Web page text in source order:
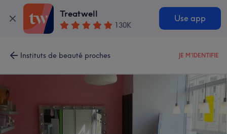
Treatwell
130K
Use app
Instituts de beauté proches JE M'IDENTIFIE